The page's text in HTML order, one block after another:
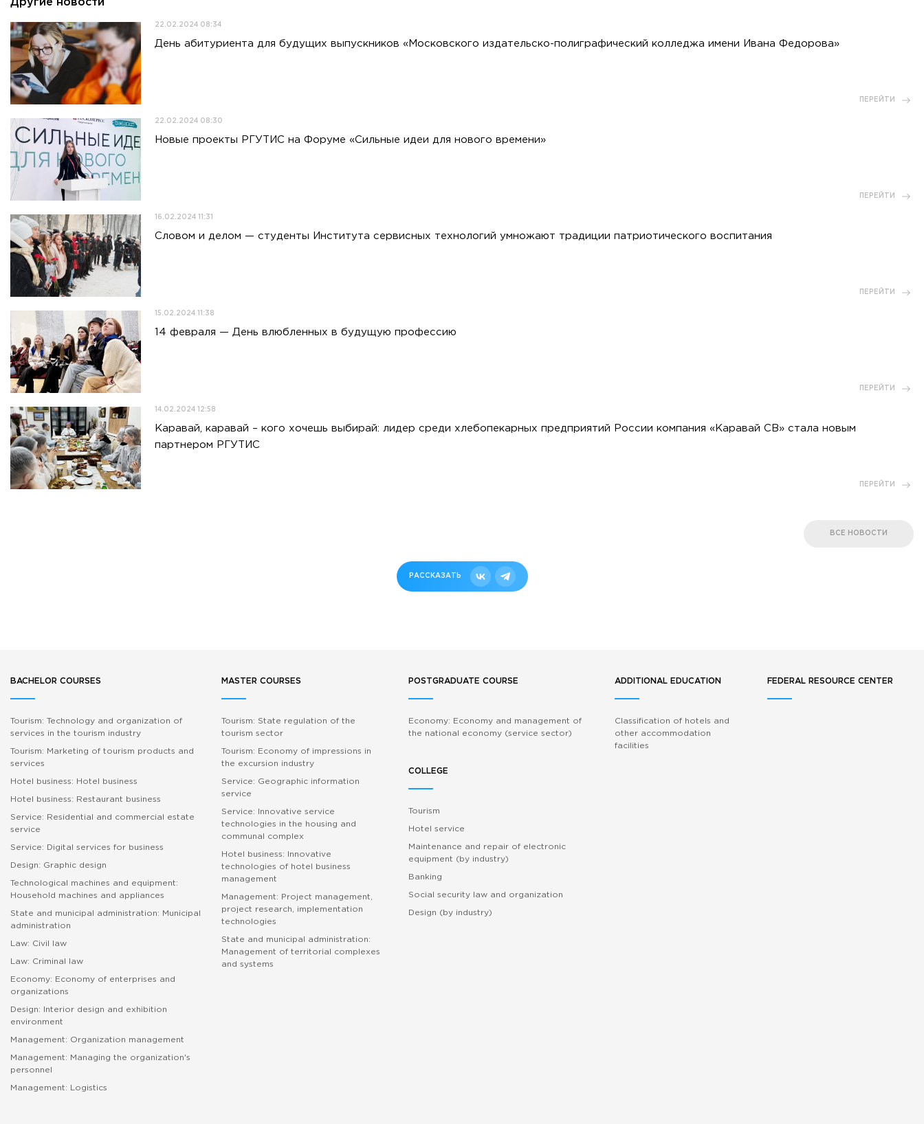
Другие новости
22.02.2024 08:34
День абитуриента для будущих выпускников «Московского издательско-полиграфический колледжа имени Ивана Федорова»
ПЕРЕЙТИ
22.02.2024 08:30
Новые проекты РГУТИС на Форуме «Сильные идеи для нового времени»
ПЕРЕЙТИ
16.02.2024 11:31
Словом и делом — студенты Института сервисных технологий умножают традиции патриотического воспитания
ПЕРЕЙТИ
15.02.2024 11:38
14 февраля — День влюбленных в будущую профессию
ПЕРЕЙТИ
14.02.2024 12:58
Каравай, каравай – кого хочешь выбирай: лидер среди хлебопекарных предприятий России компания «Каравай СВ» стала новым
партнером РГУТИС
ПЕРЕЙТИ
ВСЕ НОВОСТИ
РАССКАЗАТЬ
BACHELOR COURSES
Tourism: Technology and organization of
services in the tourism industry
Tourism: Marketing of tourism products and
services
Hotel business: Hotel business
Hotel business: Restaurant business
Service: Residential and commercial estate
service
Service: Digital services for business
Design: Graphic design
Technological machines and equipment:
Household machines and appliances
State and municipal administration: Municipal
administration
Law: Civil law
Law: Criminal law
Economy: Economy of enterprises and
organizations
Design: Interior design and exhibition
environment
Management: Organization management
Management: Managing the organization's
personnel
Management: Logistics
MASTER COURSES
Tourism: State regulation of the
tourism sector
Tourism: Economy of impressions in
the excursion industry
Service: Geographic information
service
Service: Innovative service
technologies in the housing and
communal complex
Hotel business: Innovative
technologies of hotel business
management
Management: Project management,
project research, implementation
technologies
State and municipal administration:
Management of territorial complexes
and systems
POSTGRADUATE COURSE
Economy: Economy and management of
the national economy (service sector)
COLLEGE
Tourism
Hotel service
Maintenance and repair of electronic
equipment (by industry)
Banking
Social security law and organization
Design (by industry)
ADDITIONAL EDUCATION
Classification of hotels and
other accommodation
facilities
FEDERAL RESOURCE CENTER